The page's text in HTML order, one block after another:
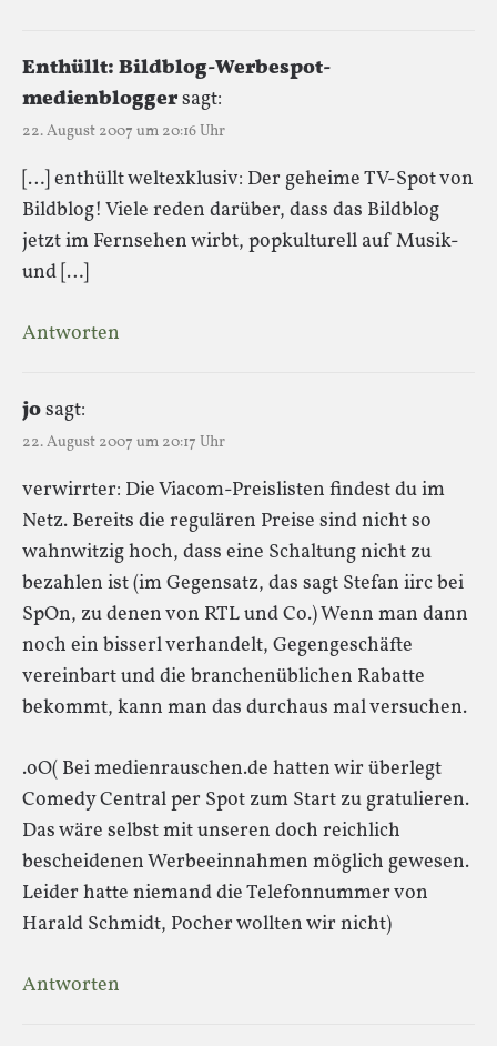
Enthüllt: Bildblog-Werbespot-
medienbloggersagt:
22. August 2007 um 20:16 Uhr
[…] enthüllt weltexklusiv: Der geheime TV-Spot von
Bildblog! Viele reden darüber, dass das Bildblog
jetzt im Fernsehen wirbt, popkulturell auf Musik-
und […]
Antworten
josagt:
22. August 2007 um 20:17 Uhr
verwirrter: Die Viacom-Preislisten findest du im
Netz. Bereits die regulären Preise sind nicht so
wahnwitzig hoch, dass eine Schaltung nicht zu
bezahlen ist (im Gegensatz, das sagt Stefan iirc bei
SpOn, zu denen von RTL und Co.) Wenn man dann
noch ein bisserl verhandelt, Gegengeschäfte
vereinbart und die branchenüblichen Rabatte
bekommt, kann man das durchaus mal versuchen.
.oO( Bei medienrauschen.de hatten wir überlegt
Comedy Central per Spot zum Start zu gratulieren.
Das wäre selbst mit unseren doch reichlich
bescheidenen Werbeeinnahmen möglich gewesen.
Leider hatte niemand die Telefonnummer von
Harald Schmidt, Pocher wollten wir nicht)
Antworten